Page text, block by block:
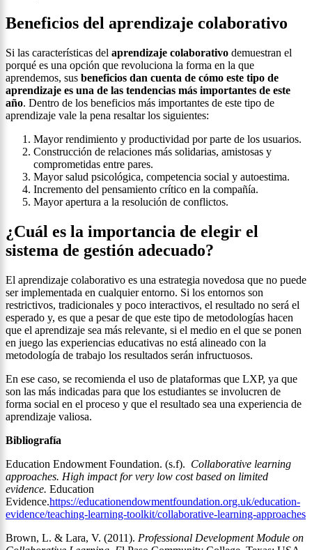
Beneficios del aprendizaje colaborativo
Si las características del aprendizaje colaborativo demuestran el
porqué es una opción que revoluciona la forma en la que
aprendemos, sus beneficios dan cuenta de cómo este tipo de
aprendizaje es una de las tendencias más importantes de este
año. Dentro de los beneficios más importantes de este tipo de
aprendizaje vale la pena resaltar los siguientes:
Mayor rendimiento y productividad por parte de los usuarios.
Construcción de relaciones más solidarias, amistosas y
comprometidas entre pares.
Mayor salud psicológica, competencia social y autoestima.
Incremento del pensamiento crítico en la compañía.
Mayor apertura a la resolución de conflictos.
¿Cuál es la importancia de elegir el
sistema de gestión adecuado?
El aprendizaje colaborativo es una estrategia novedosa que no puede
ser implementada en cualquier entorno. Si los entornos son
restrictivos, tradicionales y poco interactivos, el resultado no será el
esperado y, es que a pesar de que este tipo de metodologías hacen
que el aprendizaje sea más relevante, si el medio en el que se ponen
en juego las experiencias educativas no está alineado con la
metodología de trabajo los resultados serán infructuosos.
En ese caso, se recomienda el uso de plataformas que LXP, ya que
son las más indicadas para que los estudiantes se involucren de
forma social en el proceso y que el resultado sea una experiencia de
aprendizaje valiosa.
Bibliografía
Education Endowment Foundation. (s.f). Collaborative learning
approaches. High impact for very low cost based on limited
evidence. Education
Evidence.https://educationendowmentfoundation.org.uk/education-
evidence/teaching-learning-toolkit/collaborative-learning-approaches
Brown, L. & Lara, V. (2011). Professional Development Module on